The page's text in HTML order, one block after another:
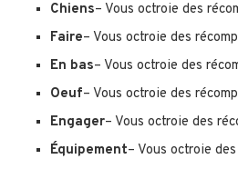
Chiens– Vous octroie des
Faire– Vous octroie des
En bas– Vous octroie des
Oeuf– Vous octroie des
Engager– Vous octroie des
Équipement– Vous octroie